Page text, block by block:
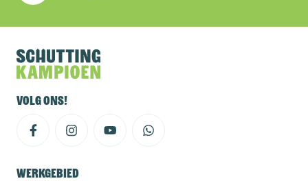
Volg ons!
Werkgebied